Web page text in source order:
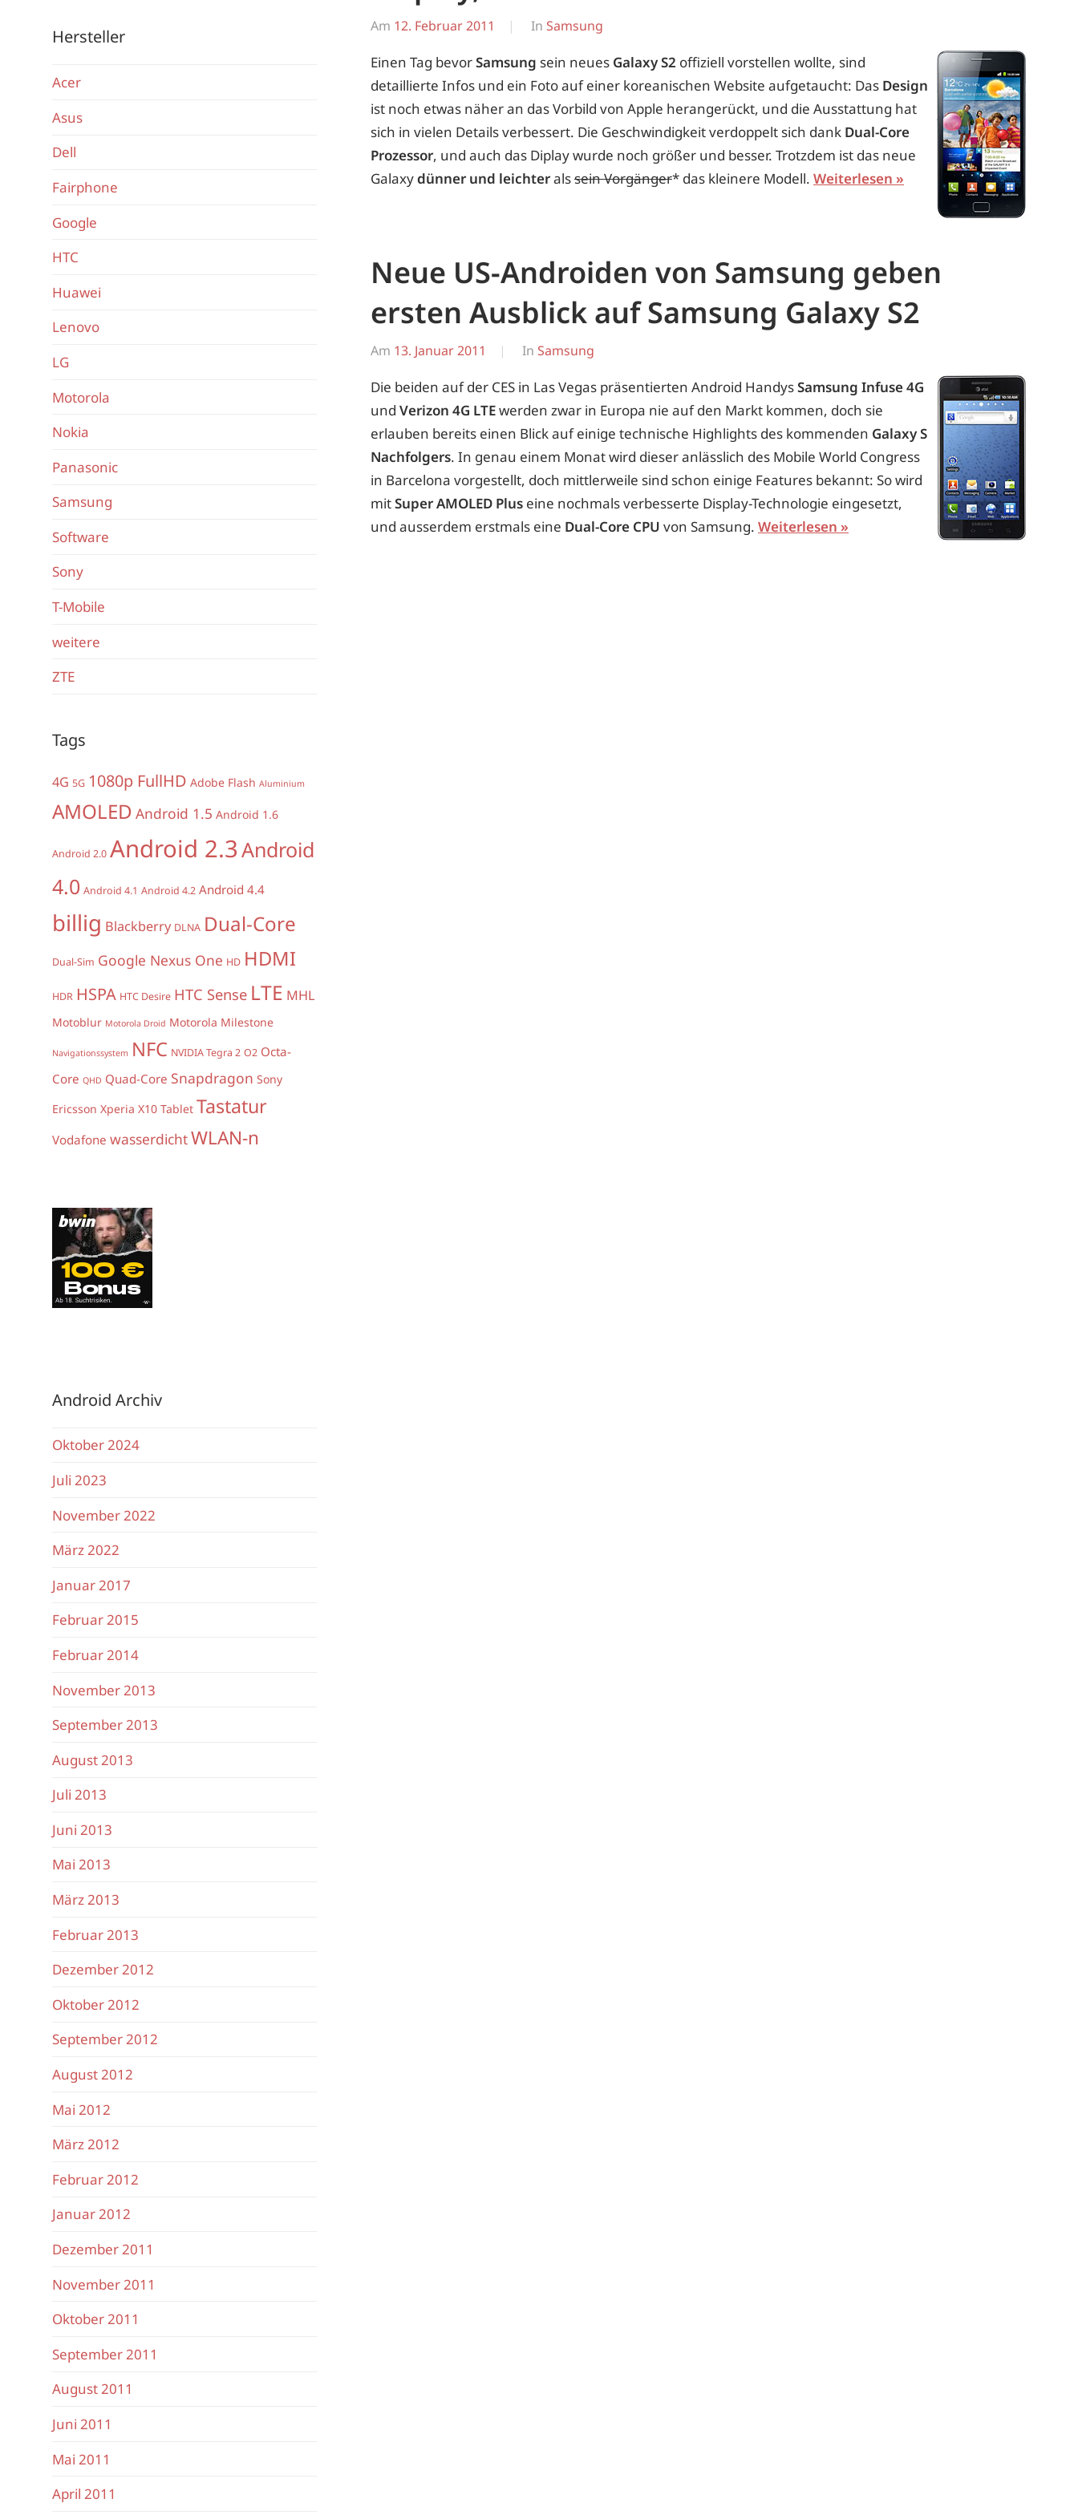
Am 12. Februar 2011
Von
In Samsung
Einen Tag bevorSamsung sein neues Galaxy S2 offiziell vorstellen wollte, sind
detaillierte Infos und ein Foto auf einer koreanischen Website aufgetaucht: Das Design
ist noch etwas näher an das Vorbild von Apple herangerückt, und die Ausstattung hat
sich in vielen Details verbessert. Die Geschwindigkeit verdoppelt sich dank Dual-Core
Prozessor, und auch das Diplay wurde noch größer und besser. Trotzdem ist das neue
Galaxydünner und leichteralssein Vorgänger* das kleinere Modell. Weiterlesen
Neue US-Androiden von Samsung geben
ersten Ausblick auf Samsung Galaxy S2
Am 13. Januar 2011
Von
In Samsung
Die beiden auf der CES in Las Vegas präsentierten Android HandysSamsung Infuse 4G
und Verizon 4G LTEwerden zwar in Europa nie auf den Markt kommen, doch sie
erlauben bereits einen Blick auf einige technische Highlights des kommenden Galaxy S
Nachfolgers. In genau einem Monat wird dieser anlässlich des Mobile World Congress
in Barcelona vorgestellt, doch mittlerweile sind schon einige Features bekannt: So wird
mitSuper AMOLED Plus eine nochmals verbesserte Display-Technologie eingesetzt,
und ausserdem erstmals eine Dual-Core CPU von Samsung. Weiterlesen
Hersteller
Acer
Asus
Dell
Fairphone
Google
HTC
Huawei
Lenovo
LG
Motorola
Nokia
Panasonic
Samsung
Software
Sony
T-Mobile
weitere
ZTE
Tags
4G 5G 1080p FullHD Adobe Flash Aluminium
AMOLED Android 1.5 Android 1.6
Android 2.0 Android 2.3Android
4.0 Android 4.1 Android 4.2 Android 4.4
billig Blackberry DLNA Dual-Core
Dual-Sim Google Nexus One HD HDMI
HDR HSPA HTC Desire HTC Sense LTE MHL
Motoblur Motorola Droid Motorola Milestone
Navigationssystem NFC NVIDIA Tegra 2 O2 Octa-
Core QHD Quad-Core Snapdragon Sony
Ericsson Xperia X10 Tablet Tastatur
Vodafone wasserdichtWLAN-n
Android Archiv
Oktober 2024
Juli 2023
November 2022
März 2022
Januar 2017
Februar 2015
Februar 2014
November 2013
September 2013
August 2013
Juli 2013
Juni 2013
Mai 2013
März 2013
Februar 2013
Dezember 2012
Oktober 2012
September 2012
August 2012
Mai 2012
März 2012
Februar 2012
Januar 2012
Dezember 2011
November 2011
Oktober 2011
September 2011
August 2011
Juni 2011
Mai 2011
April 2011